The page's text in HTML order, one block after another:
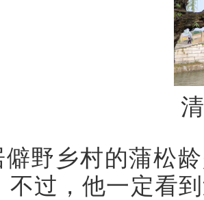
僻野乡村的蒲松
不过，他一定看